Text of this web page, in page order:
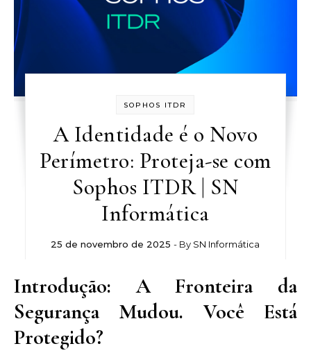
SOPHOS ITDR
A Identidade é o Novo
Perímetro: Proteja-se com
Sophos ITDR | SN
Informática
25 de novembro de 2025 - By SN Informática
Introdução: A Fronteira da
Segurança Mudou. Você Está
Protegido?